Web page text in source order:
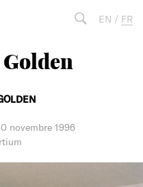
EN / FR
Golden
novembre 1996